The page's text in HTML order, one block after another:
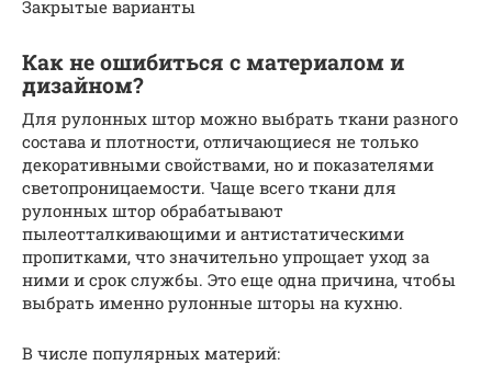
Закрытые варианты
Как не ошибиться с материалом и
дизайном?
Для рулонных штор можно выбрать ткани разного
состава и плотности, отличающиеся не только
декоративными свойствами, но и показателями
светопроницаемости. Чаще всего ткани для
рулонных штор обрабатывают
пылеотталкивающими и антистатическими
пропитками, что значительно упрощает уход за
ними и срок службы. Это еще одна причина, чтобы
выбрать именно рулонные шторы на кухню.
В числе популярных материй: